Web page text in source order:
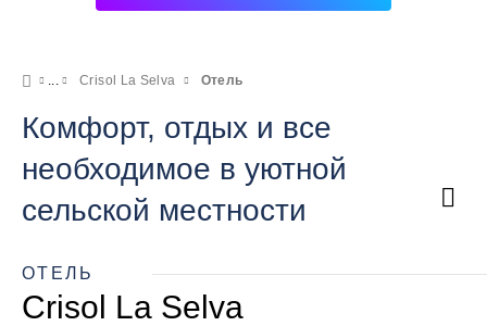
Crisol La Selva Отель
Комфорт, отдых и все
необходимое в уютной
сельской местности
ОТЕЛЬ
Crisol La Selva